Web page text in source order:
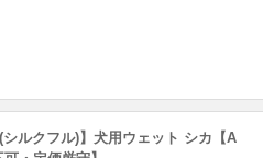
シルクフル)】犬用ウェット シカ【A